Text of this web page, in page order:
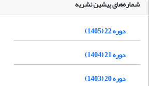
شماره‌های پیشین نشریه
دوره 22 (1405)
دوره 21 (1404)
دوره 20 (1403)